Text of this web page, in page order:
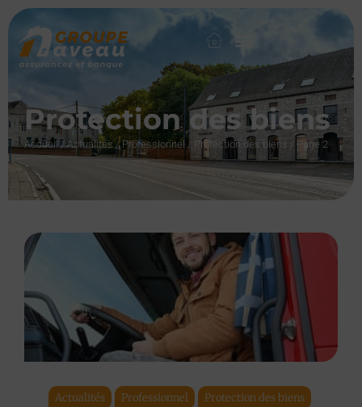
Protection des biens
Accueil/Actualités/ Professionnel / Protection des biens / Page 2
Actualités Professionnel Protection des biens